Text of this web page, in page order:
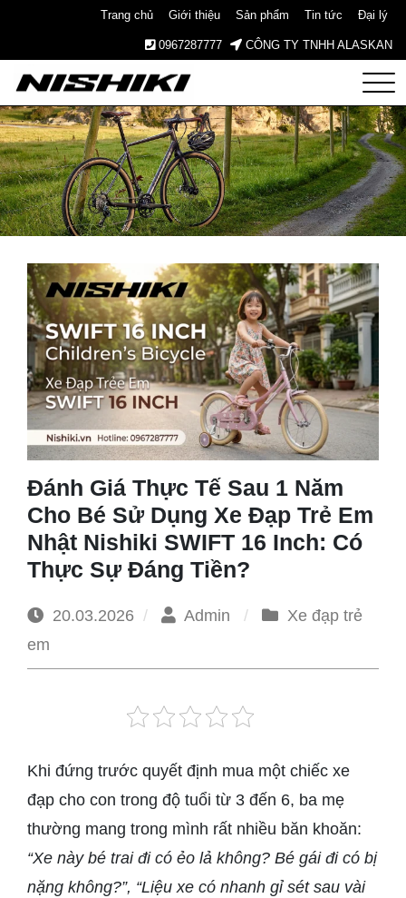
Trang chủ Giới thiệu Sản phẩm Tin tức Đại lý
0967287777 CÔNG TY TNHH ALASKAN
Nishiki
– Xe
Đạp
Nhật
Bản –
Since
1965
Đánh Giá Thực Tế Sau 1 Năm
Cho Bé Sử Dụng Xe Đạp Trẻ Em
Nhật Nishiki SWIFT 16 Inch: Có
Thực Sự Đáng Tiền?
20.03.2026 Admin
Xe đạp trẻ
em
Khi đứng trước quyết định mua một chiếc xe
đạp cho con trong độ tuổi từ 3 đến 6, ba mẹ
thường mang trong mình rất nhiều băn khoăn:
“Xe này bé trai đi có ẻo lả không? Bé gái đi có bị
nặng không?”, “Liệu xe có nhanh gỉ sét sau vài